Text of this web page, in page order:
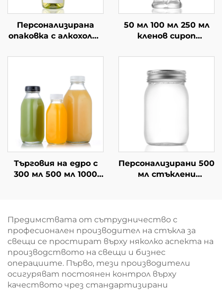
Персонализирана
опаковка с алкохолни
стъклено вино
50 мл 100 мл 250 мл
кленов сироп
на едро
Търговия на едро с
300 мл 500 мл 1000
Персонализирани 500
мл стъклени
Предимствата от сътрудничество с
професионален производител на стъкла за
свещи се простират върху няколко аспекта на
производството на свещи и бизнес
операциите. Първо, тези производители
осигуряват постоянен контрол върху
качеството чрез стандартизирани